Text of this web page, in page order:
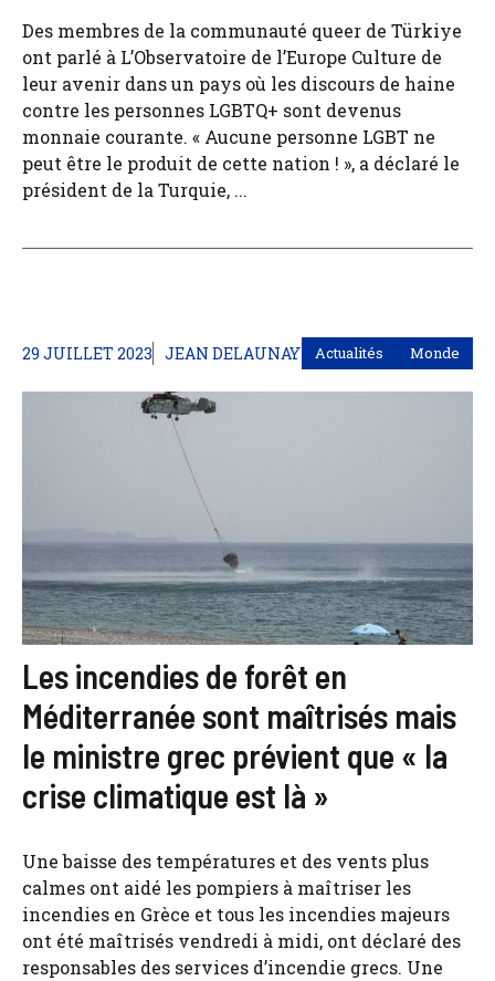
Des membres de la communauté queer de Türkiye
ont parlé à L’Observatoire de l’Europe Culture de
leur avenir dans un pays où les discours de haine
contre les personnes LGBTQ+ sont devenus
monnaie courante. « Aucune personne LGBT ne
peut être le produit de cette nation ! », a déclaré le
président de la Turquie, ...
29 JUILLET 2023 JEAN DELAUNAY Actualités Monde
Les incendies de forêt en
Méditerranée sont maîtrisés mais
le ministre grec prévient que « la
crise climatique est là »
Une baisse des températures et des vents plus
calmes ont aidé les pompiers à maîtriser les
incendies en Grèce et tous les incendies majeurs
ont été maîtrisés vendredi à midi, ont déclaré des
responsables des services d’incendie grecs. Une